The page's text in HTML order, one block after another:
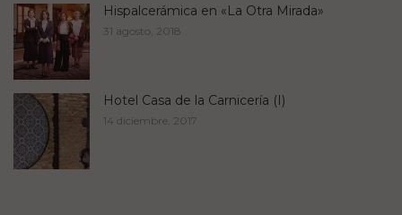
Hispalcerámica en «La Otra Mirada»
31 agosto, 2018
Hotel Casa de la Carnicería (I)
14 diciembre, 2017